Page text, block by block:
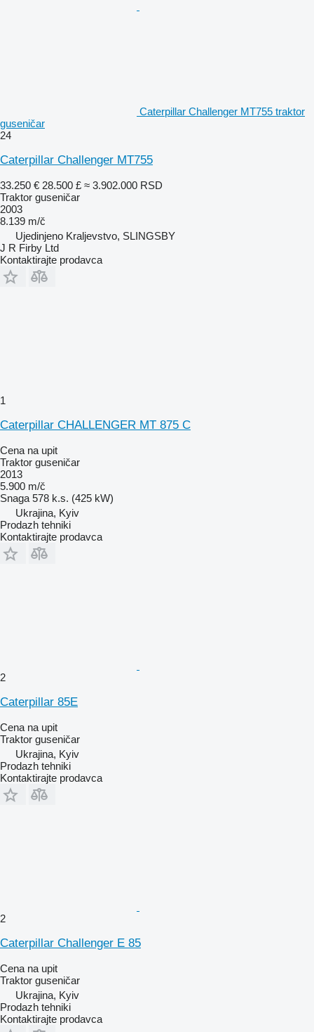
Caterpillar Challenger MT755 traktor
guseničar
24
Caterpillar Challenger MT755
33.250 € 28.500 £ ≈ 3.902.000 RSD
Traktor guseničar
2003
8.139 m/č
Ujedinjeno Kraljevstvo, SLINGSBY
J R Firby Ltd
Kontaktirajte prodavca
1
Caterpillar CHALLENGER MT 875 C
Cena na upit
Traktor guseničar
2013
5.900 m/č
Snaga 578 k.s. (425 kW)
Ukrajina, Kyiv
Prodazh tehniki
Kontaktirajte prodavca
2
Caterpillar 85E
Cena na upit
Traktor guseničar
Ukrajina, Kyiv
Prodazh tehniki
Kontaktirajte prodavca
2
Caterpillar Challenger E 85
Cena na upit
Traktor guseničar
Ukrajina, Kyiv
Prodazh tehniki
Kontaktirajte prodavca